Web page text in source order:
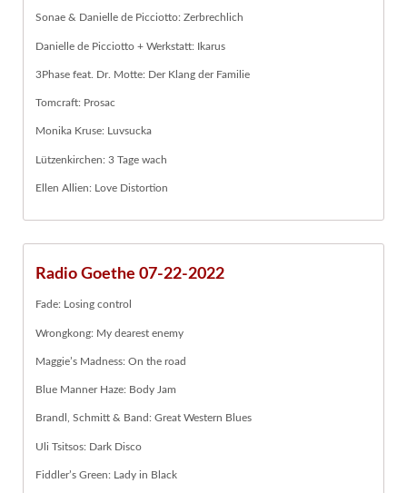
Sonae & Danielle de Picciotto: Zerbrechlich
Danielle de Picciotto + Werkstatt: Ikarus
3Phase feat. Dr. Motte: Der Klang der Familie
Tomcraft: Prosac
Monika Kruse: Luvsucka
Lützenkirchen: 3 Tage wach
Ellen Allien: Love Distortion
Radio Goethe 07-22-2022
Fade: Losing control
Wrongkong: My dearest enemy
Maggie’s Madness: On the road
Blue Manner Haze: Body Jam
Brandl, Schmitt & Band: Great Western Blues
Uli Tsitsos: Dark Disco
Fiddler’s Green: Lady in Black